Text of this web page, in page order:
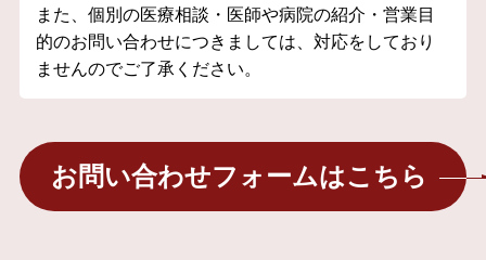
また、個別の医療相談・医師や病院の紹介・営業目
的のお問い合わせにつきましては、対応をしており
ませんのでご了承ください。
お問い合わせフォームはこちら